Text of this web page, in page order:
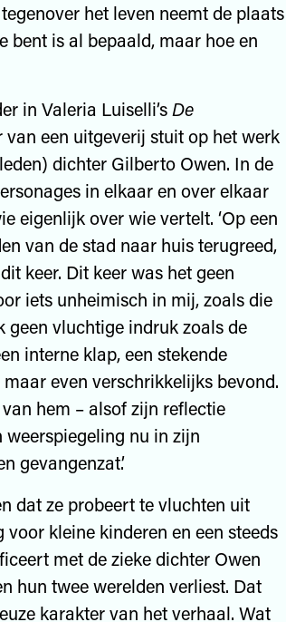
het leven neemt de plaats
bent is al bepaald, maar hoe en
in Valeria Luiselli’s De
van een uitgeverij stuit op het werk
dichter Gilberto Owen. In de
in elkaar en over elkaar
eigenlijk over wie vertelt. ‘Op een
van de stad naar huis terugreed,
keer. Dit keer was het geen
iets unheimisch in mij, zoals die
vluchtige indruk zoals de
interne klap, een stekende
even verschrikkelijks bevond.
hem – alsof zijn reflectie
nu in zijn
gevangenzat.’
dat ze probeert te vluchten uit
kleine kinderen en een steeds
met de zieke dichter Owen
hun twee werelden verliest. Dat
karakter van het verhaal. Wat